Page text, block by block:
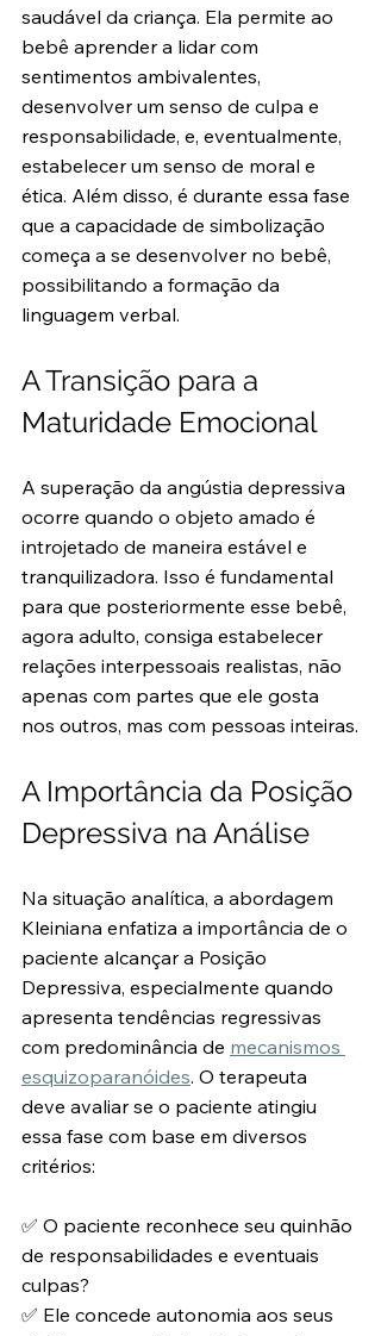
saudável da criança. Ela permite ao
bebê aprender a lidar com
sentimentos ambivalentes,
desenvolver um senso de culpa e
responsabilidade, e, eventualmente,
estabelecer um senso de moral e
ética. Além disso, é durante essa fase
que a capacidade de simbolização
começa a se desenvolver no bebê,
possibilitando a formação da
linguagem verbal.
A Transição para a
Maturidade Emocional
A superação da angústia depressiva
ocorre quando o objeto amado é
introjetado de maneira estável e
tranquilizadora. Isso é fundamental
para que posteriormente esse bebê,
agora adulto, consiga estabelecer
relações interpessoais realistas, não
apenas com partes que ele gosta
nos outros, mas com pessoas inteiras.
A Importância da Posição
Depressiva na Análise
Na situação analítica, a abordagem
Kleiniana enfatiza a importância de o
paciente alcançar a Posição
Depressiva, especialmente quando
apresenta tendências regressivas
com predominância de mecanismos
esquizoparanóides. O terapeuta
deve avaliar se o paciente atingiu
essa fase com base em diversos
critérios:
✅ O paciente reconhece seu quinhão
de responsabilidades e eventuais
culpas?
✅ Ele concede autonomia aos seus